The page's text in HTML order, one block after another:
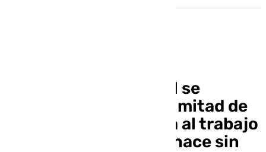
El absentismo laboral se
dispara en España: la mitad de
los trabajadores falta al trabajo
y uno de cada tres lo hace sin